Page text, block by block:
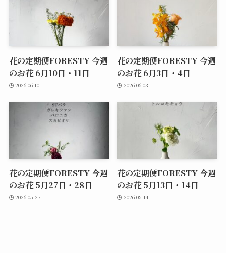
花の定期便FORESTY 今週
のお花 6月10日・11日
2026-06-10
花の定期便FORESTY 今週
のお花 6月3日・4日
2026-06-03
花の定期便FORESTY 今週
のお花 5月27日・28日
2026-05-27
花の定期便FORESTY 今週
のお花 5月13日・14日
2026-05-14